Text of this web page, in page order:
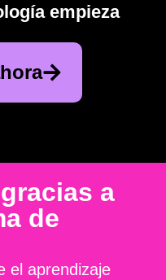
empieza
a
de
el aprendizaje